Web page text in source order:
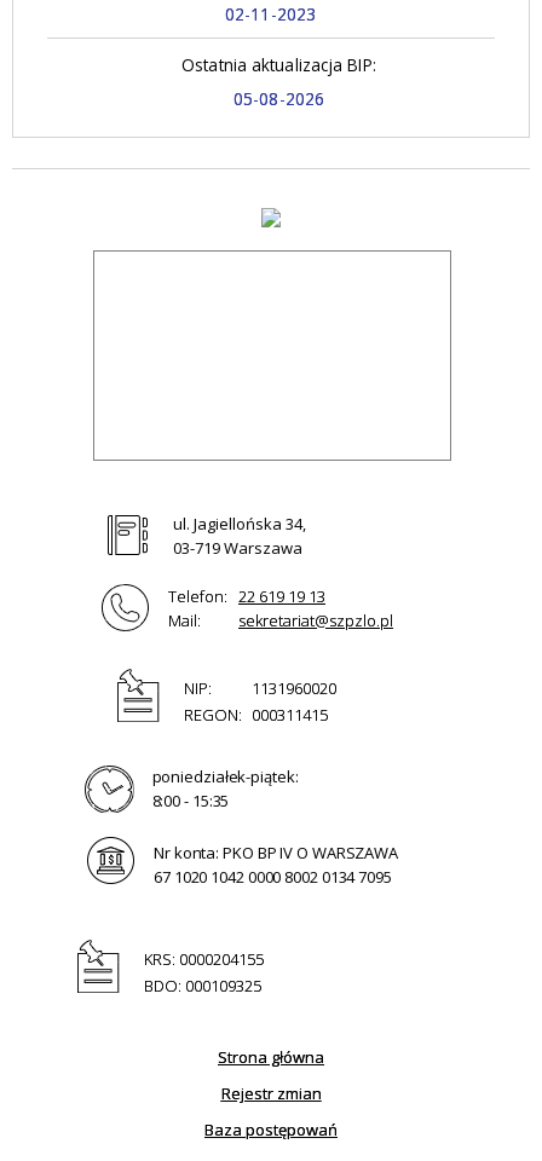
02-11-2023
Ostatnia aktualizacja BIP:
05-08-2026
ul. Jagiellońska 34,
03-719 Warszawa
Telefon:
22 619 19 13
Mail:
sekretariat@szpzlo.pl
NIP:
1131960020
REGON: 000311415
poniedziałek-piątek:
8:00 - 15:35
Nr konta: PKO BP IV O WARSZAWA
67 1020 1042 0000 8002 0134 7095
KRS: 0000204155
BDO: 000109325
Strona główna
Rejestr zmian
Baza postępowań